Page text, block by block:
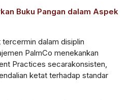
Buku Pangan dalam Aspek
tercermin dalam disiplin
PalmCo menekankan
Practices secarakonsisten,
ketat terhadap standar